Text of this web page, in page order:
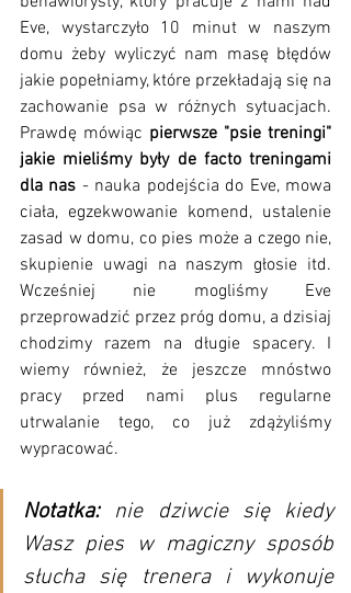
Eve, wystarczyło 10 minut w naszym
domu żeby wyliczyć nam masę błędów
jakie popełniamy, które przekładają się na
zachowanie psa w różnych sytuacjach.
Prawdę mówiąc pierwsze "psie treningi"
jakie mieliśmy były de facto treningami
dla nas - nauka podejścia do Eve, mowa
ciała, egzekwowanie komend, ustalenie
zasad w domu, co pies może a czego nie,
skupienie uwagi na naszym głosie itd.
Wcześniej nie mogliśmy Eve
przeprowadzić przez próg domu, a dzisiaj
chodzimy razem na długie spacery. I
wiemy również, że jeszcze mnóstwo
pracy przed nami plus regularne
utrwalanie tego, co już zdążyliśmy
wypracować.
Notatka: nie dziwcie się kiedy
Wasz pies w magiczny sposób
słucha się trenera i wykonuje